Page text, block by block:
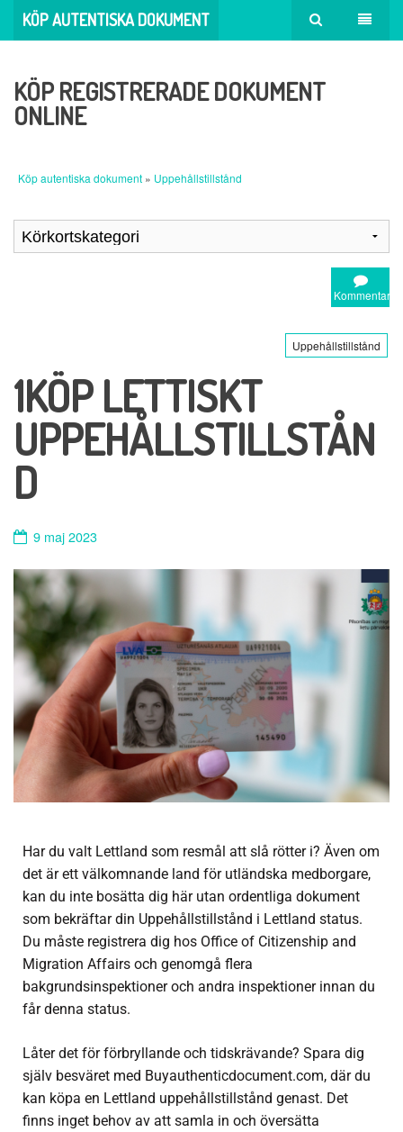
KÖP AUTENTISKA DOKUMENT
KÖP REGISTRERADE DOKUMENT
ONLINE
Köp autentiska dokument » Uppehållstillstånd
Kommentar
Uppehållstillstånd
1KÖP LETTISKT
UPPEHÅLLSTILLSTÅN
D
9 maj 2023
Har du valt Lettland som resmål att slå rötter i? Även om
det är ett välkomnande land för utländska medborgare,
kan du inte bosätta dig här utan ordentliga dokument
som bekräftar din Uppehållstillstånd i Lettland status.
Du måste registrera dig hos Office of Citizenship and
Migration Affairs och genomgå flera
bakgrundsinspektioner och andra inspektioner innan du
får denna status.
Låter det för förbryllande och tidskrävande? Spara dig
själv besväret med Buyauthenticdocument.com, där du
kan köpa en Lettland uppehållstillstånd genast. Det
finns inget behov av att samla in och översätta